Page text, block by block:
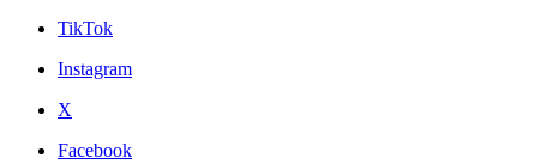
TikTok
Instagram
X
Facebook